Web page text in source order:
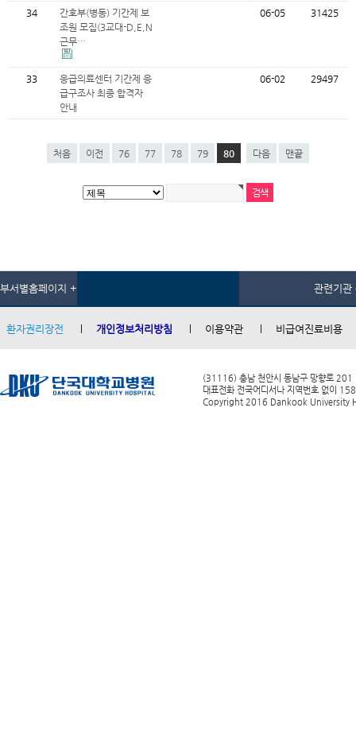
34
간호부(병동) 기간제 보
조원 모집(3교대-D,E,N
근무…
06-05 31425
33
응급의료센터 기간제 응
급구조사 최종 합격자
안내
06-02 29497
처음 이전 76 77 78 79 80 다음 맨끝
부서별홈페이지 + 관련기관
환자권리장전 개인정보처리방침 이용약관 비급여진료비용
(31116) 충남 천안시 동남구 망향로 201
대표전화 전국어디서나 지역번호 없이
Copyright 2016 Dankook University